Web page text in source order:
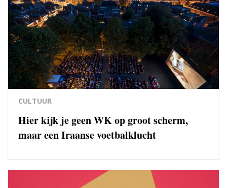
CULTUUR
Hier kijk je geen WK op groot scherm,
maar een Iraanse voetbalklucht